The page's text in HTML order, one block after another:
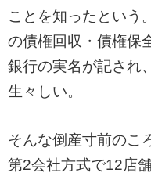
ことを知ったという
の債権回収・債権保
銀行の実名が記され
生々しい。
そんな倒産寸前のこ
第2会社方式で12店